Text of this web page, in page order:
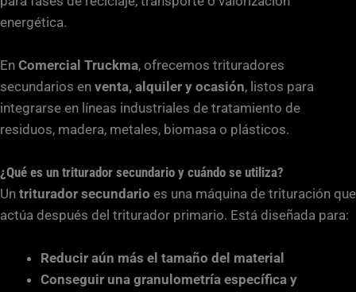
energética.
En Comercial Truckma, ofrecemos trituradores
secundarios en venta, alquiler y ocasión, listos para
integrarse en líneas industriales de tratamiento de
residuos, madera, metales, biomasa o plásticos.
¿Qué es un triturador secundario y cuándo se utiliza?
Un triturador secundario es una máquina de trituración que
actúa después del triturador primario. Está diseñada para:
Reducir aún más el tamaño del material
Conseguir una granulometría específica y